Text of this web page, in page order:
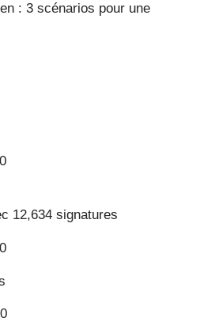
: 3 scénarios pour une
12,634 signatures